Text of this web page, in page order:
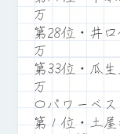
万
第28位・井
万
第33位・瓜
万
〇パワーベ
第１位・土